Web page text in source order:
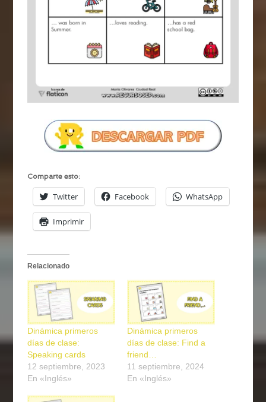
Comparte esto:
Twitter Facebook WhatsApp
Imprimir
Relacionado
Dinámica primeros
días de clase:
Speaking cards
12 septiembre, 2023
En «Inglés»
Dinámica primeros
días de clase: Find a
friend…
11 septiembre, 2024
En «Inglés»